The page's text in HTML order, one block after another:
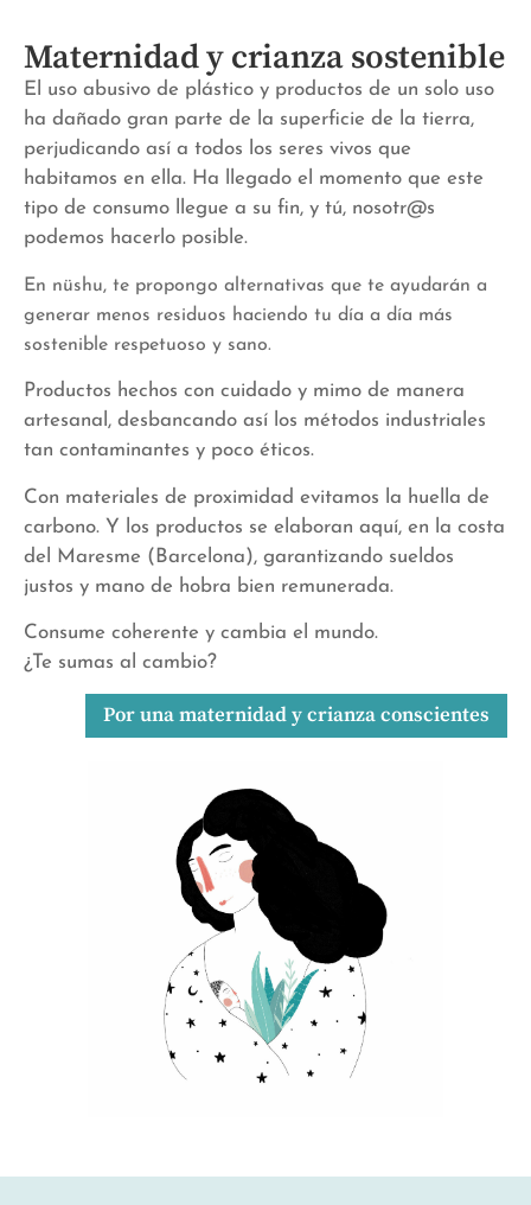
Maternidad y crianza sostenible
El uso abusivo de plástico y productos de un solo uso
ha dañado gran parte de la superficie de la tierra,
perjudicando así a todos los seres vivos que
habitamos en ella. Ha llegado el momento que este
tipo de consumo llegue a su fin, y tú, nosotr@s
podemos hacerlo posible.
En nüshu, te propongo alternativas que te ayudarán a
generar menos residuos haciendo tu día a día más
sostenible respetuoso y sano.
Productos hechos con cuidado y mimo de manera
artesanal, desbancando así los métodos industriales
tan contaminantes y poco éticos.
Con materiales de proximidad evitamos la huella de
carbono. Y los productos se elaboran aquí, en la costa
del Maresme (Barcelona), garantizando sueldos
justos y mano de hobra bien remunerada.
Consume coherente y cambia el mundo.
¿Te sumas al cambio?
Por una maternidad y crianza conscientes